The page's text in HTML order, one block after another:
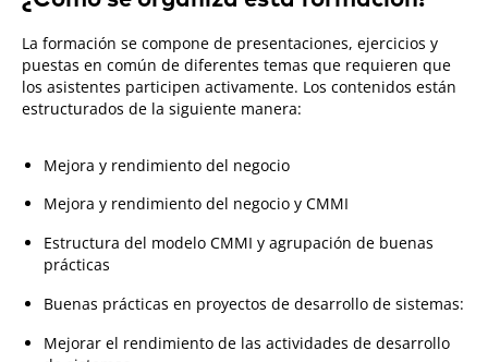
La formación se compone de presentaciones, ejercicios y
puestas en común de diferentes temas que requieren que
los asistentes participen activamente. Los contenidos están
estructurados de la siguiente manera:
Mejora y rendimiento del negocio
Mejora y rendimiento del negocio y CMMI
Estructura del modelo CMMI y agrupación de buenas
prácticas
Buenas prácticas en proyectos de desarrollo de sistemas:
Mejorar el rendimiento de las actividades de desarrollo